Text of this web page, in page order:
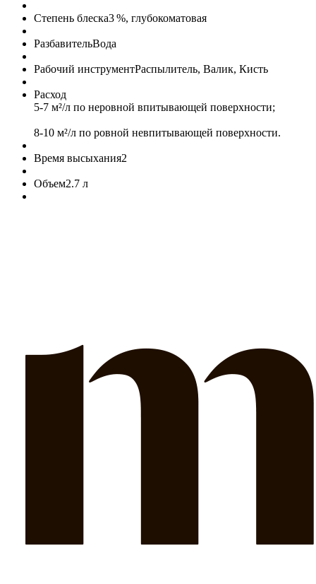
Степень блеска3 %, глубокоматовая
РазбавительВода
Рабочий инструментРаспылитель, Валик, Кисть
Расход
5-7 м²/л по неровной впитывающей поверхности;
8-10 м²/л по ровной невпитывающей поверхности.
Время высыхания2
Объем2.7 л